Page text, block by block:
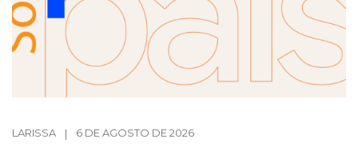
LARISSA | 6 DE AGOSTO DE 2026